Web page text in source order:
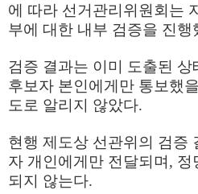
에 따라 선거관리위원회는
부에 대한 내부 검증을 진행
검증 결과는 이미 도출된 상
후보자 본인에게만 통보했
도로 알리지 않았다.
현행 제도상 선관위의 검증
자 개인에게만 전달되며, 정
되지 않는다.